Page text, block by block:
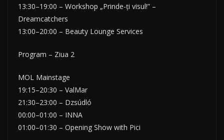
13:30–19:00 – Workshop „Prinde-ți visul!” –
Dreamcatchers
13:00–20:00 – Beauty Lounge Services
Program – Ziua 2
MOL Mainstage
19:15–20:30 – ValMar
21:30–23:00 – Dzsúdló
00:00–01:00 – INNA
01:00–01:30 – Opening Show with Pici